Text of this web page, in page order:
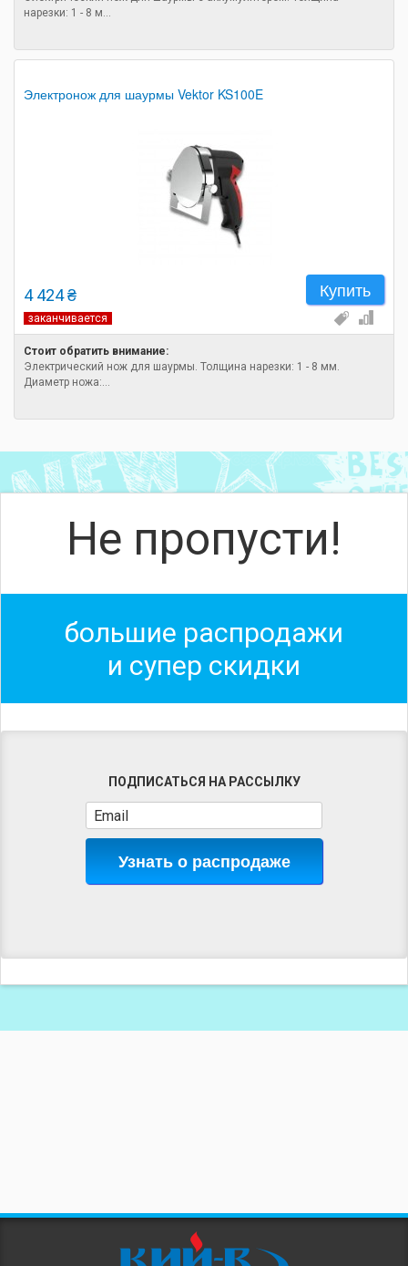
нарезки: 1 - 8 м...
Электронож для шаурмы Vektor KS100E
4 424 ₴ Купить
заканчивается
Стоит обратить внимание:
Электрический нож для шаурмы. Толщина нарезки: 1 - 8 мм.
Диаметр ножа:...
Не пропусти!
большие распродажи
и супер скидки
ПОДПИСАТЬСЯ НА РАССЫЛКУ
Узнать о распродаже